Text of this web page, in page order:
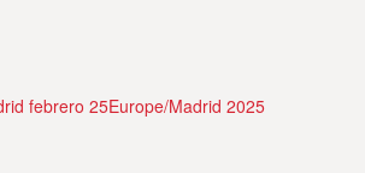
febrero 25Europe/Madrid 2025